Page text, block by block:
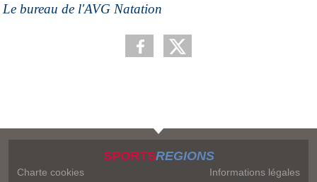
Le bureau de l'AVG Natation
SPORTSREGIONS
Charte cookies Informations légales